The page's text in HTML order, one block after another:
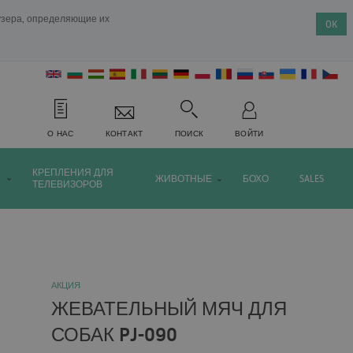
определяющие их
OK
О НАС КОНТАКТ ПОИСК ВОЙТИ
КРЕПЛЕНИЯ ДЛЯ
ТЕЛЕВИЗОРОВ
ЖИВОТНЫЕ БОХО SALES
АКЦИЯ
ЖЕВАТЕЛЬНЫЙ МЯЧ ДЛЯ
СОБАК PJ-090